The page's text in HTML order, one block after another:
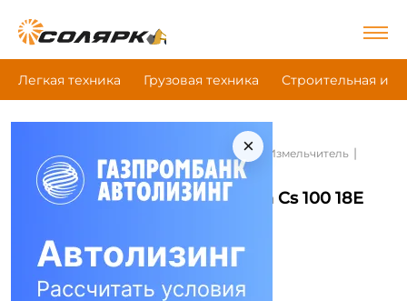
Легкая техника Грузовая техника Строительная и
×
Главная Сельскохозяйственная техника | Измельчитель |
Greenmech Cs 100 18E
Измельчитель Greenmech Cs 100 18E